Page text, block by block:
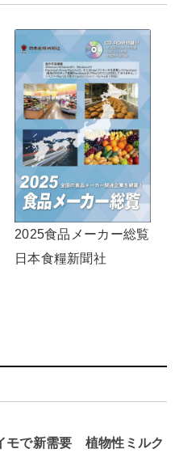
2025食品メーカー総覧
日本食糧新聞社
モで新需要 植物性ミルク